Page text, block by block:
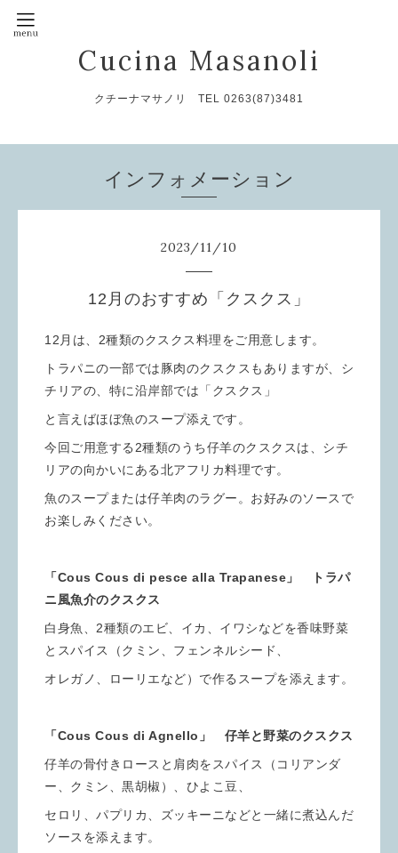
Cucina Masanoli
クチーナマサノリ TEL 0263(87)3481
インフォメーション
2023/11/10
12月のおすすめ「クスクス」
12月は、2種類のクスクス料理をご用意します。
トラパニの一部では豚肉のクスクスもありますが、シ
チリアの、特に沿岸部では「クスクス」
と言えばほぼ魚のスープ添えです。
今回ご用意する2種類のうち仔羊のクスクスは、シチ
リアの向かいにある北アフリカ料理です。
魚のスープまたは仔羊肉のラグー。お好みのソースで
お楽しみください。
「Cous Cous di pesce alla Trapanese」 トラパ
ニ風魚介のクスクス
白身魚、2種類のエビ、イカ、イワシなどを香味野菜
とスパイス（クミン、フェンネルシード、
オレガノ、ローリエなど）で作るスープを添えます。
「Cous Cous di Agnello」 仔羊と野菜のクスクス
仔羊の骨付きロースと肩肉をスパイス（コリアンダ
ー、クミン、黒胡椒）、ひよこ豆、
セロリ、パプリカ、ズッキーニなどと一緒に煮込んだ
ソースを添えます。